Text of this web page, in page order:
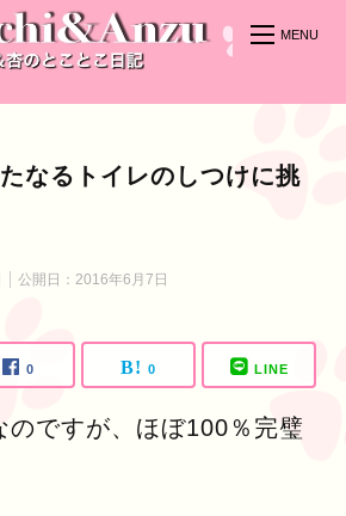
なるトイレのしつけに挑
公開日： 2016年6月7日
0 0 LINE
のですが、ほぼ100％完璧